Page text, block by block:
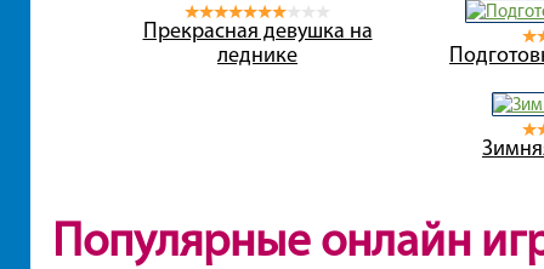
Прекрасная девушка на
леднике
Популярные онлайн